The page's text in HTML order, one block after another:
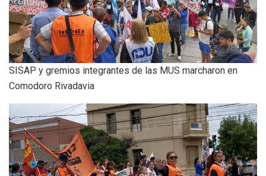
SISAP y gremios integrantes de las MUS marcharon en
Comodoro Rivadavia